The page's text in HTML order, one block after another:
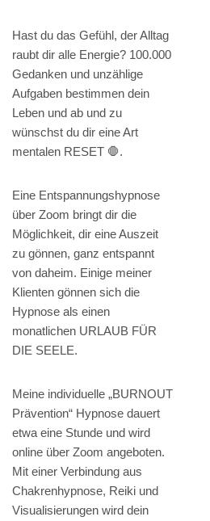
Hast du das Gefühl, der Alltag
raubt dir alle Energie? 100.000
Gedanken und unzählige
Aufgaben bestimmen dein
Leben und ab und zu
wünschst du dir eine Art
mentalen RESET 🛑.
Eine Entspannungshypnose
über Zoom bringt dir die
Möglichkeit, dir eine Auszeit
zu gönnen, ganz entspannt
von daheim. Einige meiner
Klienten gönnen sich die
Hypnose als einen
monatlichen URLAUB FÜR
DIE SEELE.
Meine individuelle „BURNOUT
Prävention“ Hypnose dauert
etwa eine Stunde und wird
online über Zoom angeboten.
Mit einer Verbindung aus
Chakrenhypnose, Reiki und
Visualisierungen wird dein